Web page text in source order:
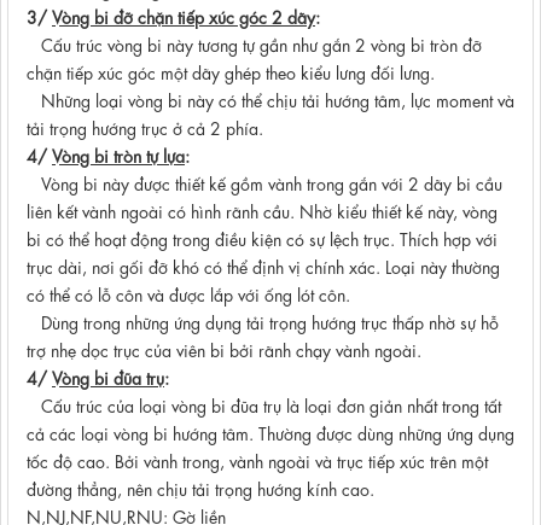
3/Vòng bi đỡ chặn tiếp xúc góc 2 dãy:
Cấu trúc vòng bi này tương tự gần như gắn 2 vòng bi tròn đỡ
chặn tiếp xúc góc một dãy ghép theo kiểu lưng đối lưng.
Những loại vòng bi này có thể chịu tải hướng tâm, lực moment và
tải trọng hướng trục ở cả 2 phía.
4/Vòng bi tròn tự lựa:
Vòng bi này được thiết kế gồm vành trong gắn với 2 dãy bi cầu
liên kết vành ngoài có hình rãnh cầu. Nhờ kiểu thiết kế này, vòng
bi có thể hoạt động trong điều kiện có sự lệch trục. Thích hợp với
trục dài, nơi gối đỡ khó có thể định vị chính xác. Loại này thường
có thể có lỗ côn và được lắp với ống lót côn.
Dùng trong những ứng dụng tải trọng hướng trục thấp nhờ sự hỗ
trợ nhẹ dọc trục của viên bi bởi rãnh chạy vành ngoài.
4/Vòng bi đũa trụ:
Cấu trúc của loại vòng bi đũa trụ là loại đơn giản nhất trong tất
cả các loại vòng bi hướng tâm. Thường được dùng những ứng dụng
tốc độ cao. Bởi vành trong, vành ngoài và trục tiếp xúc trên một
đường thẳng, nên chịu tải trọng hướng kính cao.
N,NJ,NF,NU,RNU: Gờ liền